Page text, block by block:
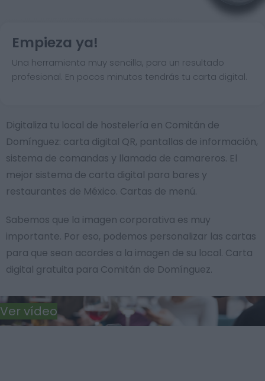
Empieza ya!
Una herramienta muy sencilla, para un resultado
profesional. En pocos minutos tendrás tu carta digital.
Digitaliza tu local de hostelería en Comitán de
Domínguez: carta digital QR, pantallas de información,
sistema de comandas y llamada de camareros. El
mejor sistema de carta digital para bares y
restaurantes de México. Cartas de menú.
Sabemos que la imagen corporativa es muy
importante. Por eso, podemos personalizar las cartas
para que sean acordes a la imagen de su local. Carta
digital gratuita para Comitán de Domínguez.
Ver vídeo